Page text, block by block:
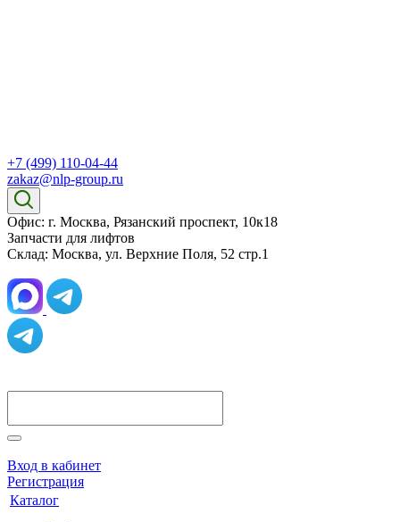
+7 (499) 110-04-44
zakaz@nlp-group.ru
Офис: г. Москва, Рязанский проспект, 10к18
Запчасти для лифтов
Склад: Москва, ул. Верхние Поля, 52 стр.1
Вход в кабинет
Регистрация
Каталог